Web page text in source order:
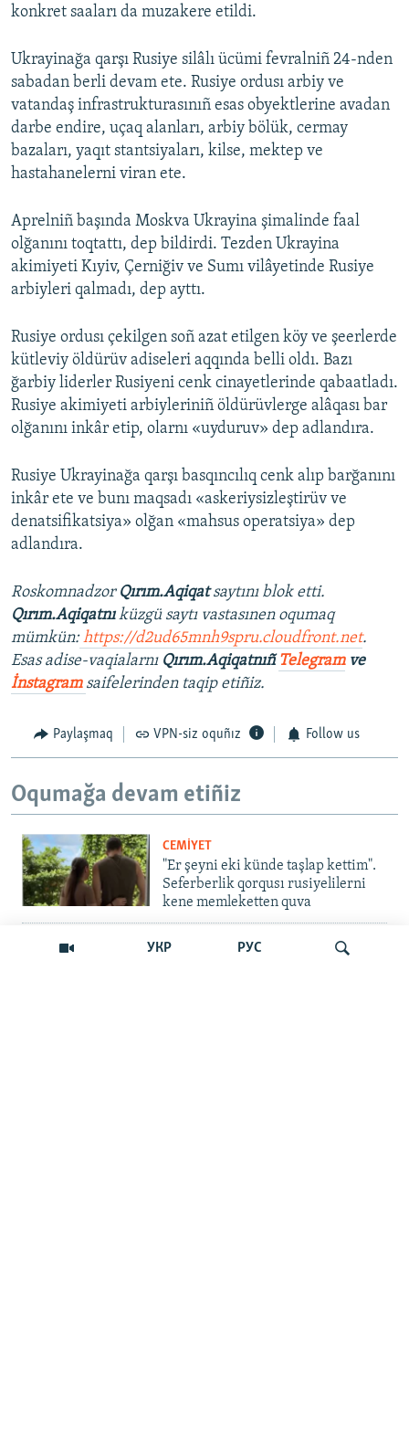
УКР РУС
konkret saaları da muzakere etildi.
Ukrayinağa qarşı Rusiye silâlı ücümi fevralniñ 24-nden
sabadan berli devam ete. Rusiye ordusı arbiy ve
vatandaş infrastrukturasınıñ esas obyektlerine avadan
darbe endire, uçaq alanları, arbiy bölük, cermay
bazaları, yaqıt stantsiyaları, kilse, mektep ve
hastahanelerni viran ete.
Aprelniñ başında Moskva Ukrayina şimalinde faal
olğanını toqtattı, dep bildirdi. Tezden Ukrayina
akimiyeti Kıyiv, Çerniğiv ve Sumı vilâyetinde Rusiye
arbiyleri qalmadı, dep ayttı.
Rusiye ordusı çekilgen soñ azat etilgen köy ve şeerlerde
kütleviy öldürüv adiseleri aqqında belli oldı. Bazı
ğarbiy liderler Rusiyeni cenk cinayetlerinde qabaatladı.
Rusiye akimiyeti arbiyleriniñ öldürüvlerge alâqası bar
olğanını inkâr etip, olarnı «uyduruv» dep adlandıra.
Rusiye Ukrayinağa qarşı basqıncılıq cenk alıp barğanını
inkâr ete ve bunı maqsadı «askeriysizleştirüv ve
denatsifikatsiya» olğan «mahsus operatsiya» dep
adlandıra.
Roskomnadzor Qırım.Aqiqatsaytını blok etti.
Qırım.Aqiqatnıküzgü saytı vastasınen oqumaq
mümkün: https://d2ud65mnh9spru.cloudfront.net.
Esas adise-vaqialarnı Qırım.Aqiqatnıñ Telegramve
İnstagram saifelerinden taqip etiñiz.
Paylaşmaq VPN-siz oquñız Follow us
Oqumağa devam etiñiz
CEMİYET
"Er şeyni eki künde taşlap kettim".
Seferberlik qorqusı rusiyelilerni
kene memleketten quva
İNSAN AQLARI